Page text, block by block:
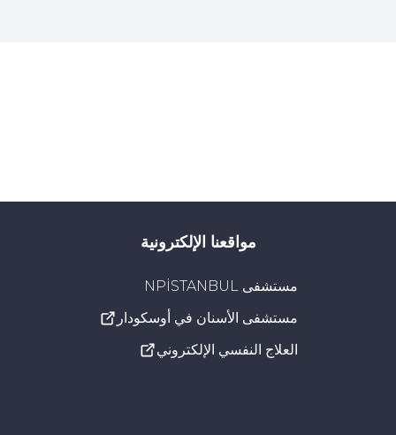
مواقعنا الإلكترونية
مستشفى NPİSTANBUL
مستشفى الأسنان في أوسكودار
العلاج النفسي الإلكتروني